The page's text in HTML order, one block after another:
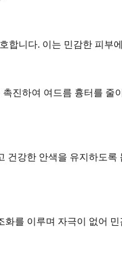
합니다. 이는 민감한 피부
진하여 여드름 흉터를 줄
건강한 안색을 유지하도록
화를 이루며 자극이 없어